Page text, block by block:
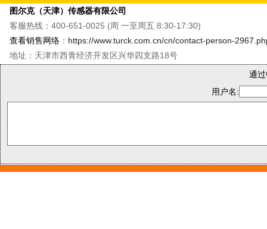
图尔克（天津）传感器有限公司
客服热线：400-651-0025 (周 一至周五 8:30-17:30)
查看销售网络 ： https://www.turck.com.cn/cn/contact-person-
地址：天津市西青经济开发区兴华四支路18号
通
用户名: